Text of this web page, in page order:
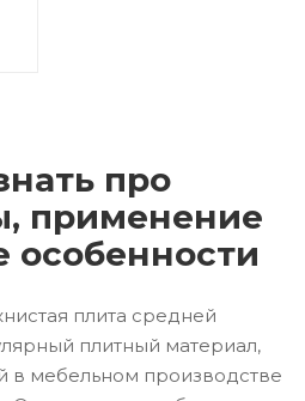
про
применение
особенности
плита средней
плитный материал,
в мебельном производстве